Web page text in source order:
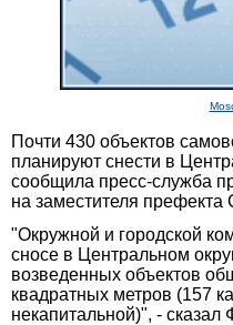
Почти 430 объектов
планируют снести в
сообщила пресс-служба
на заместителя
"Окружной и городской
сносе в Центральном
возведенных объектов
квадратных метров (157
некапитальной)", - сказал